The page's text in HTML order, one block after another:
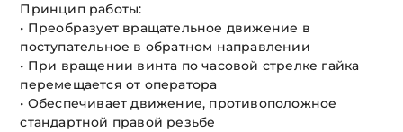
Принцип работы:
• Преобразует вращательное движение в
поступательное в обратном направлении
• При вращении винта по часовой стрелке гайка
перемещается от оператора
• Обеспечивает движение, противоположное
стандартной правой резьбе